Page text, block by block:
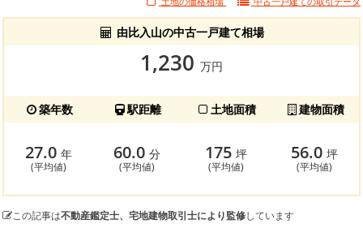
由比入山の中古一戸建て相場
1,230 万円
築年数 駅距離 土地面積 建物面積
27.0 年
(平均値)
60.0分
(平均値)
175 坪
(平均値)
56.0坪
(平均値)
この記事は不動産鑑定士、宅地建物取引士により監修しています